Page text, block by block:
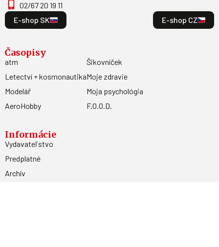
02/67 20 19 11
E-shop SK
E-shop CZ
Časopisy
atm
Letectví + kosmonautika
Modelář
AeroHobby
Šikovníček
Moje zdravie
Moja psychológia
F.O.O.D.
Informácie
Vydavateľstvo
Predplatné
Archív